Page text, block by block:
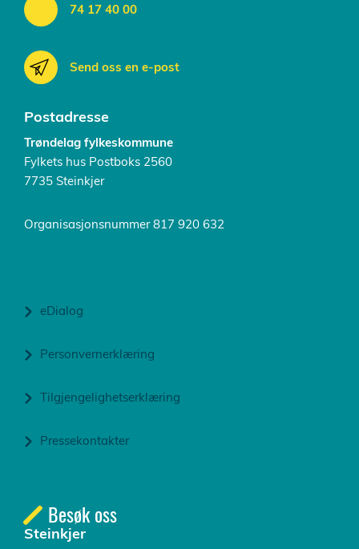
74 17 40 00
Send oss en e-post
Postadresse
Trøndelag fylkeskommune
Fylkets hus Postboks 2560
7735 Steinkjer
Organisasjonsnummer 817 920 632
eDialog
Personvernerklæring
Tilgjengelighetserklæring
Pressekontakter
Besøk oss
Steinkjer